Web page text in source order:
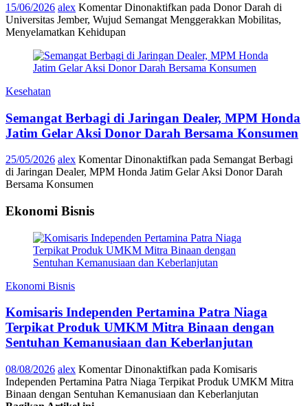
15/06/2026 alex Komentar Dinonaktifkan pada Donor Darah di
Universitas Jember, Wujud Semangat Menggerakkan Mobilitas,
Menyelamatkan Kehidupan
Kesehatan
Semangat Berbagi di Jaringan Dealer, MPM Honda
Jatim Gelar Aksi Donor Darah Bersama Konsumen
25/05/2026 alex Komentar Dinonaktifkan pada Semangat Berbagi
di Jaringan Dealer, MPM Honda Jatim Gelar Aksi Donor Darah
Bersama Konsumen
Ekonomi Bisnis
Ekonomi Bisnis
Komisaris Independen Pertamina Patra Niaga
Terpikat Produk UMKM Mitra Binaan dengan
Sentuhan Kemanusiaan dan Keberlanjutan
08/08/2026 alex Komentar Dinonaktifkan pada Komisaris
Independen Pertamina Patra Niaga Terpikat Produk UMKM Mitra
Binaan dengan Sentuhan Kemanusiaan dan Keberlanjutan